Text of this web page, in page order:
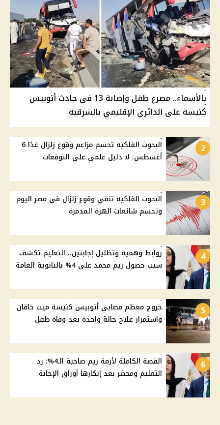
بالأسماء.. مصرع طفل وإصابة 13 في حادث أتوبيس
كنيسة على الدائري الإقليمي بالشرقية
2
البحوث الفلكية تحسم مزاعم وقوع زلزال غدًا 6
أغسطس: لا دليل علمي على التوقعات
3
البحوث الفلكية تنفي وقوع زلزال في مصر اليوم
وتحسم شائعات الهزة المدمرة
4
روابط وهمية وتظليل إجابتين.. التعليم تكشف
سبب حصول ريم محمد على 4% بالثانوية العامة
5
خروج معظم مصابي أتوبيس كنيسة ميت خاقان
واستمرار علاج حالة واحدة بعد وفاة طفل
6
القصة الكاملة لأزمة ريم صاحبة الـ4%: رد
التعليم ومحضر بعد إنكارها أوراق الإجابة